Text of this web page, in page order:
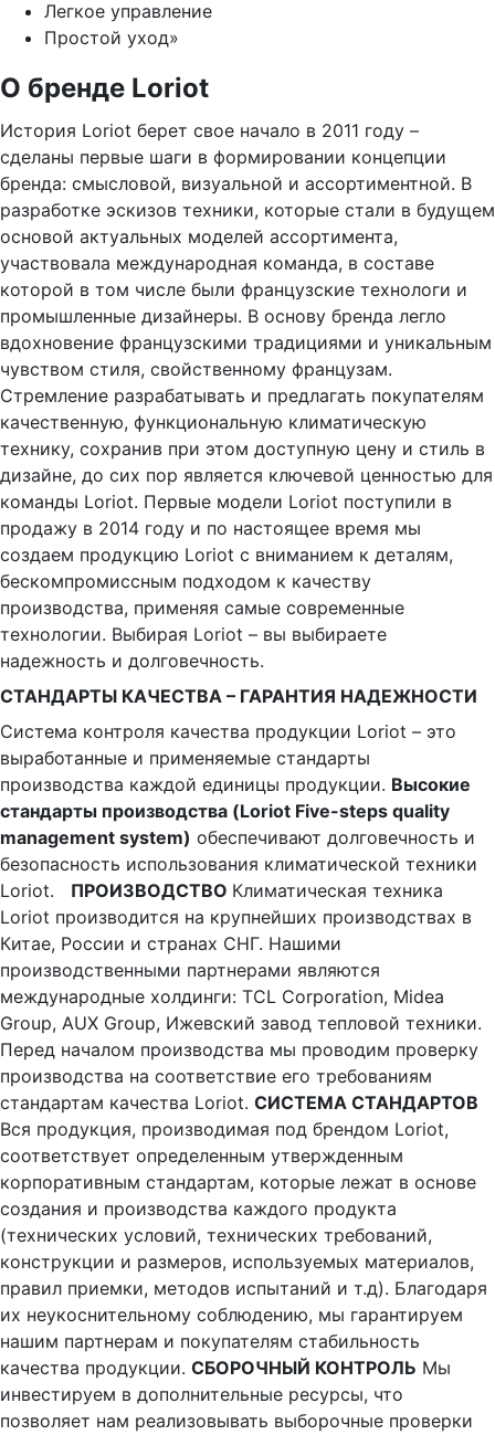
Легкое управление
Простой уход»
О бренде Loriot
История Loriot берет свое начало в 2011 году –
сделаны первые шаги в формировании концепции
бренда: смысловой, визуальной и ассортиментной. В
разработке эскизов техники, которые стали в будущем
основой актуальных моделей ассортимента,
участвовала международная команда, в составе
которой в том числе были французские технологи и
промышленные дизайнеры. В основу бренда легло
вдохновение французскими традициями и уникальным
чувством стиля, свойственному французам.
Стремление разрабатывать и предлагать покупателям
качественную, функциональную климатическую
технику, сохранив при этом доступную цену и стиль в
дизайне, до сих пор является ключевой ценностью для
команды Loriot. Первые модели Loriot поступили в
продажу в 2014 году и по настоящее время мы
создаем продукцию Loriot с вниманием к деталям,
бескомпромиссным подходом к качеству
производства, применяя самые современные
технологии. Выбирая Loriot – вы выбираете
надежность и долговечность.
СТАНДАРТЫ КАЧЕСТВА – ГАРАНТИЯ НАДЕЖНОСТИ
Система контроля качества продукции Loriot – это
выработанные и применяемые стандарты
производства каждой единицы продукции. Высокие
стандарты производства (Loriot Five-steps quality
management system) обеспечивают долговечность и
безопасность использования климатической техники
Loriot. ПРОИЗВОДСТВО Климатическая техника
Loriot производится на крупнейших производствах в
Китае, России и странах СНГ. Нашими
производственными партнерами являются
международные холдинги: TCL Corporation, Midea
Group, AUX Group, Ижевский завод тепловой техники.
Перед началом производства мы проводим проверку
производства на соответствие его требованиям
стандартам качества Loriot. СИСТЕМА СТАНДАРТОВ
Вся продукция, производимая под брендом Loriot,
соответствует определенным утвержденным
корпоративным стандартам, которые лежат в основе
создания и производства каждого продукта
(технических условий, технических требований,
конструкции и размеров, используемых материалов,
правил приемки, методов испытаний и т.д). Благодаря
их неукоснительному соблюдению, мы гарантируем
нашим партнерам и покупателям стабильность
качества продукции. СБОРОЧНЫЙ КОНТРОЛЬ Мы
инвестируем в дополнительные ресурсы, что
позволяет нам реализовывать выборочные проверки